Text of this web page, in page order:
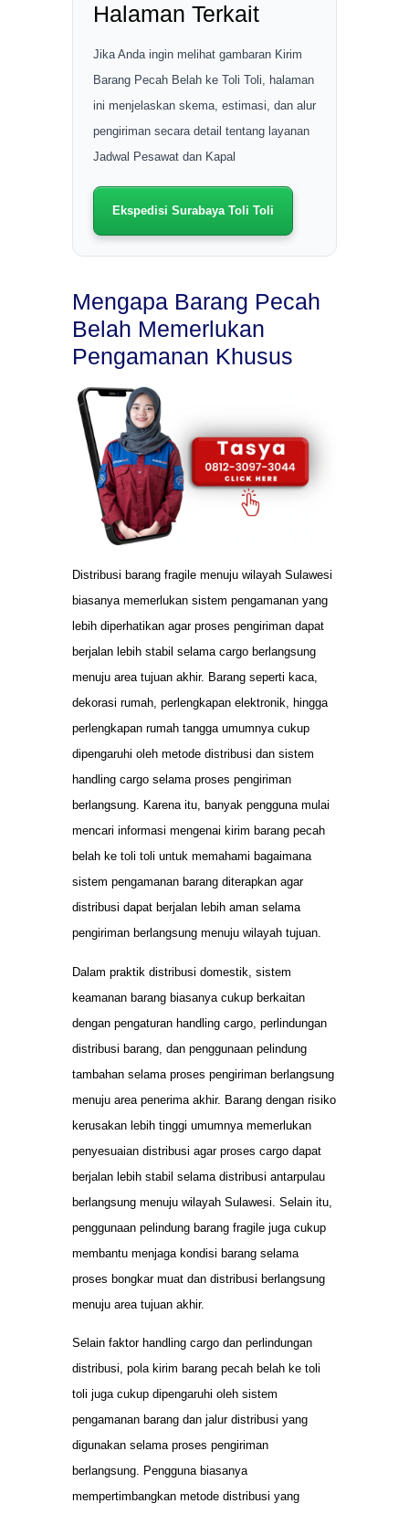
Halaman Terkait
Jika Anda ingin melihat gambaran Kirim
Barang Pecah Belah ke Toli Toli, halaman
ini menjelaskan skema, estimasi, dan alur
pengiriman secara detail tentang layanan
Jadwal Pesawat dan Kapal
Ekspedisi Surabaya Toli Toli
Mengapa Barang Pecah
Belah Memerlukan
Pengamanan Khusus
Distribusi barang fragile menuju wilayah Sulawesi
biasanya memerlukan sistem pengamanan yang
lebih diperhatikan agar proses pengiriman dapat
berjalan lebih stabil selama cargo berlangsung
menuju area tujuan akhir. Barang seperti kaca,
dekorasi rumah, perlengkapan elektronik, hingga
perlengkapan rumah tangga umumnya cukup
dipengaruhi oleh metode distribusi dan sistem
handling cargo selama proses pengiriman
berlangsung. Karena itu, banyak pengguna mulai
mencari informasi mengenai kirim barang pecah
belah ke toli toli untuk memahami bagaimana
sistem pengamanan barang diterapkan agar
distribusi dapat berjalan lebih aman selama
pengiriman berlangsung menuju wilayah tujuan.
Dalam praktik distribusi domestik, sistem
keamanan barang biasanya cukup berkaitan
dengan pengaturan handling cargo, perlindungan
distribusi barang, dan penggunaan pelindung
tambahan selama proses pengiriman berlangsung
menuju area penerima akhir. Barang dengan risiko
kerusakan lebih tinggi umumnya memerlukan
penyesuaian distribusi agar proses cargo dapat
berjalan lebih stabil selama distribusi antarpulau
berlangsung menuju wilayah Sulawesi. Selain itu,
penggunaan pelindung barang fragile juga cukup
membantu menjaga kondisi barang selama
proses bongkar muat dan distribusi berlangsung
menuju area tujuan akhir.
Selain faktor handling cargo dan perlindungan
distribusi, pola kirim barang pecah belah ke toli
toli juga cukup dipengaruhi oleh sistem
pengamanan barang dan jalur distribusi yang
digunakan selama proses pengiriman
berlangsung. Pengguna biasanya
mempertimbangkan metode distribusi yang